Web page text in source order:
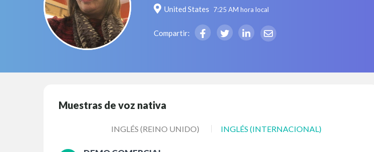
United States 7:25 AM hora local
Compartir:
Muestras de voz nativa
INGLÉS (REINO UNIDO) INGLÉS (INTERNACIONAL)